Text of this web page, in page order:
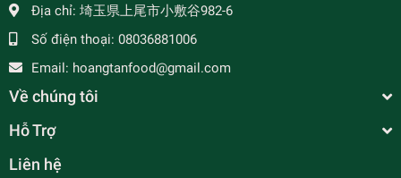
Địa chỉ: 埼玉県上尾市小敷谷982-6
Số điện thoại: 08036881006
Email: hoangtanfood@gmail.com
Về chúng tôi
Hỗ Trợ
Liên hệ